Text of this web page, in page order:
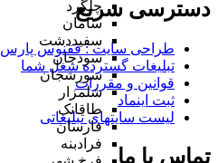
چلگرد
سامان
سفیددشت
سودجان
سورشجان
شلمزار
طاقانک
فارسان
فرادبنه
دسترسی سریع
طراحی سایت :‌ ققنوس پارس
تبلیغات گسترده شغل شما
قوانین و مقررات
ثبت اینماد
لیست سایتهای تبلیغاتی
تماس با ما